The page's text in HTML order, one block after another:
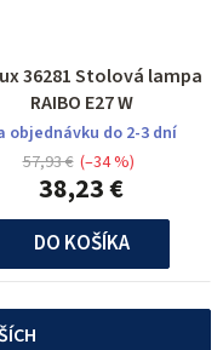
lampa
RAIBO E27 W
objednávku do 2-3 dní
38,23 €
57,93 € (–34 %)
DO KOŠÍKA